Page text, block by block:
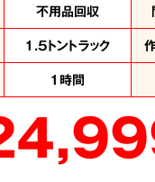
不用品回収
1.5トントラック
1時間